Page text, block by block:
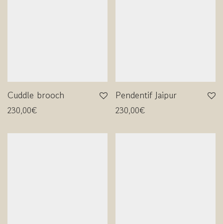
Cuddle brooch
230,00€
Pendentif Jaipur
230,00€